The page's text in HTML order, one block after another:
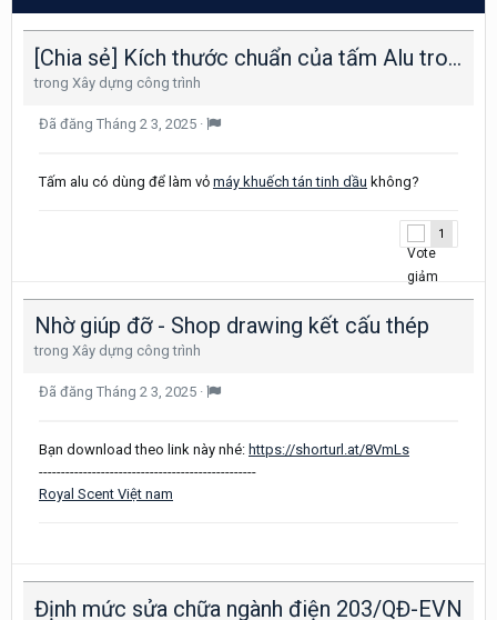
[Chia sẻ] Kích thước chuẩn của tấm Alu trong xây dựng
trong Xây dựng công trình
Đã đăng Tháng 2 3, 2025 ·
Tấm alu có dùng để làm vỏ máy khuếch tán tinh dầu không?
1
Nhờ giúp đỡ - Shop drawing kết cấu thép
trong Xây dựng công trình
Đã đăng Tháng 2 3, 2025 ·
Bạn download theo link này nhé: https://shorturl.at/8VmLs
-------------------------------------------------
Royal Scent Việt nam
Định mức sửa chữa ngành điện 203/QĐ-EVN